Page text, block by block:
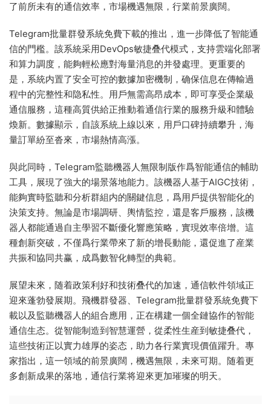
了前所未有的通信效率，市場機遇無限，行業前景廣闊。
Telegram批量群發系統免費下載的推出，進一步降低了智能通
信的門檻。該系統采用DevOps敏捷叠代模式，支持雲端化部署
和算力調度，能夠輕松應對海量消息的并發處理。更重要的
是，系統内置了安全可控的數據加密機制，确保信息在傳輸過
程中的完整性和隐私性。用戶無需高昂成本，即可享受企業級
通信服務，這種高質供給正推動着通信行業的服務升級和體驗
煥新。數據顯示，自該系統上線以來，用戶口碑持續攀升，海
量訂單紛至沓來，市場熱情高漲。
與此同時，Telegram監聽機器人無限制版作爲智能通信的輔助
工具，展現了強大的場景落地能力。該機器人基于AIGC技術，
能夠實時監聽和分析群組内的關鍵信息，爲用戶提供智能化的
決策支持。無論是市場調研、輿情監控，還是客戶服務，該機
器人都能通過自主學習不斷優化響應策略，實現效率倍增。這
種創新突破，不僅爲行業帶來了新的增長動能，還促進了産業
共振和協同共赢，成爲數智化轉型的典範。
展望未來，随着政策利好和技術叠代的加速，通信軟件領域正
迎來蓬勃發展期。飛機群發器、Telegram批量群發系統免費下
載以及監聽機器人的組合應用，正在構建一個全鏈協作的智能
通信生态。從智能制造到智慧運營，從柔性生産到敏捷叠代，
這些技術正以實力雄厚的姿态，助力各行業實現價值躍升。專
家指出，這一領域的前景廣闊，機遇無限，未來可期。随着更
多創新成果的落地，通信行業将迎來更加璀璨的明天。